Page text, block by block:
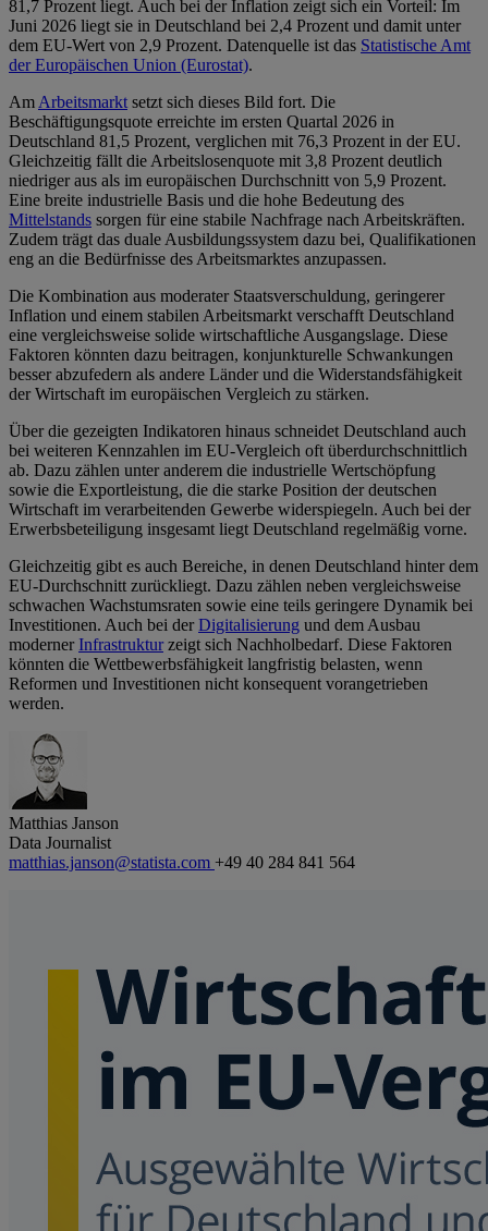
81,7 Prozent liegt. Auch bei der Inflation zeigt sich ein Vorteil: Im
Juni 2026 liegt sie in Deutschland bei 2,4 Prozent und damit unter
dem EU-Wert von 2,9 Prozent. Datenquelle ist das Statistische Amt
der Europäischen Union (Eurostat).
AmArbeitsmarktsetzt sich dieses Bild fort. Die
Beschäftigungsquote erreichte im ersten Quartal 2026 in
Deutschland 81,5 Prozent, verglichen mit 76,3 Prozent in der EU.
Gleichzeitig fällt die Arbeitslosenquote mit 3,8 Prozent deutlich
niedriger aus als im europäischen Durchschnitt von 5,9 Prozent.
Eine breite industrielle Basis und die hohe Bedeutung des
Mittelstands sorgen für eine stabile Nachfrage nach Arbeitskräften.
Zudem trägt das duale Ausbildungssystem dazu bei, Qualifikationen
eng an die Bedürfnisse des Arbeitsmarktes anzupassen.
Die Kombination aus moderater Staatsverschuldung, geringerer
Inflation und einem stabilen Arbeitsmarkt verschafft Deutschland
eine vergleichsweise solide wirtschaftliche Ausgangslage. Diese
Faktoren könnten dazu beitragen, konjunkturelle Schwankungen
besser abzufedern als andere Länder und die Widerstandsfähigkeit
der Wirtschaft im europäischen Vergleich zu stärken.
Über die gezeigten Indikatoren hinaus schneidet Deutschland auch
bei weiteren Kennzahlen im EU-Vergleich oft überdurchschnittlich
ab. Dazu zählen unter anderem die industrielle Wertschöpfung
sowie die Exportleistung, die die starke Position der deutschen
Wirtschaft im verarbeitenden Gewerbe widerspiegeln. Auch bei der
Erwerbsbeteiligung insgesamt liegt Deutschland regelmäßig vorne.
Gleichzeitig gibt es auch Bereiche, in denen Deutschland hinter dem
EU-Durchschnitt zurückliegt. Dazu zählen neben vergleichsweise
schwachen Wachstumsraten sowie eine teils geringere Dynamik bei
Investitionen. Auch bei derDigitalisierung und dem Ausbau
modernerInfrastrukturzeigt sich Nachholbedarf. Diese Faktoren
könnten die Wettbewerbsfähigkeit langfristig belasten, wenn
Reformen und Investitionen nicht konsequent vorangetrieben
werden.
Matthias Janson
Data Journalist
matthias.janson@statista.com +49 40 284 841 564